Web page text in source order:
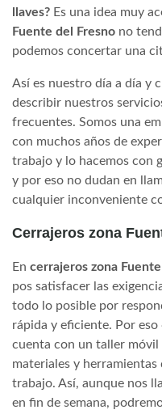
llaves? Es una idea muy
Fuente del Fresno no
podemos concertar una
Así es nuestro día a día y
describir nuestros
frecuentes. Somos una
con muchos años de
trabajo y lo hacemos con
y por eso no dudan en
cualquier inconveniente
Cerrajeros zona
En cerrajeros zona
pos satisfacer las
todo lo posible por
rápida y eficiente. Por
cuenta con un taller
materiales y herramientas
trabajo. Así, aunque nos
en fin de semana,